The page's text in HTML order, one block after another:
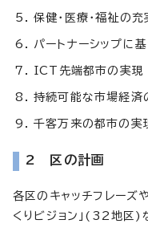
保健・医療・福祉の充
パートナーシップに
ICT先端都市の実現
持続可能な市場経済
千客万来の都市の実
2 区の計画
各区のキャッチフレーズ
くりビジョン」(32地区)